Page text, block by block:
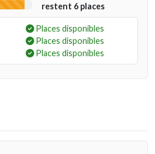
restent 6 places
Places disponibles
Places disponibles
Places disponibles